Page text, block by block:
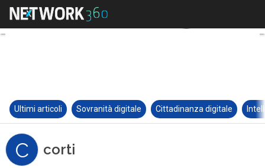
Ultimi articoli Sovranità digitale Cittadinanza digitale
C corti